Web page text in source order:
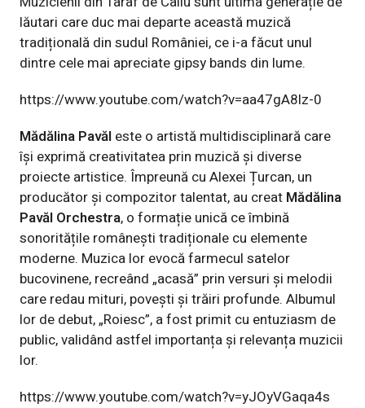
lăutari care duc mai departe această muzică
tradițională din sudul României, ce i-a făcut unul
dintre cele mai apreciate gipsy bands din lume.
https://www.youtube.com/watch?v=aa47gA8lz-0
Mădălina Pavăl este o artistă multidisciplinară care
își exprimă creativitatea prin muzică și diverse
proiecte artistice. Împreună cu Alexei Țurcan, un
producător și compozitor talentat, au creat Mădălina
Pavăl Orchestra, o formație unică ce îmbină
sonoritățile românești tradiționale cu elemente
moderne. Muzica lor evocă farmecul satelor
bucovinene, recreând „acasă” prin versuri și melodii
care redau mituri, povești și trăiri profunde. Albumul
lor de debut, „Roiesc”, a fost primit cu entuziasm de
public, validând astfel importanța și relevanța muzicii
lor.
https://www.youtube.com/watch?v=yJOyVGaqa4s